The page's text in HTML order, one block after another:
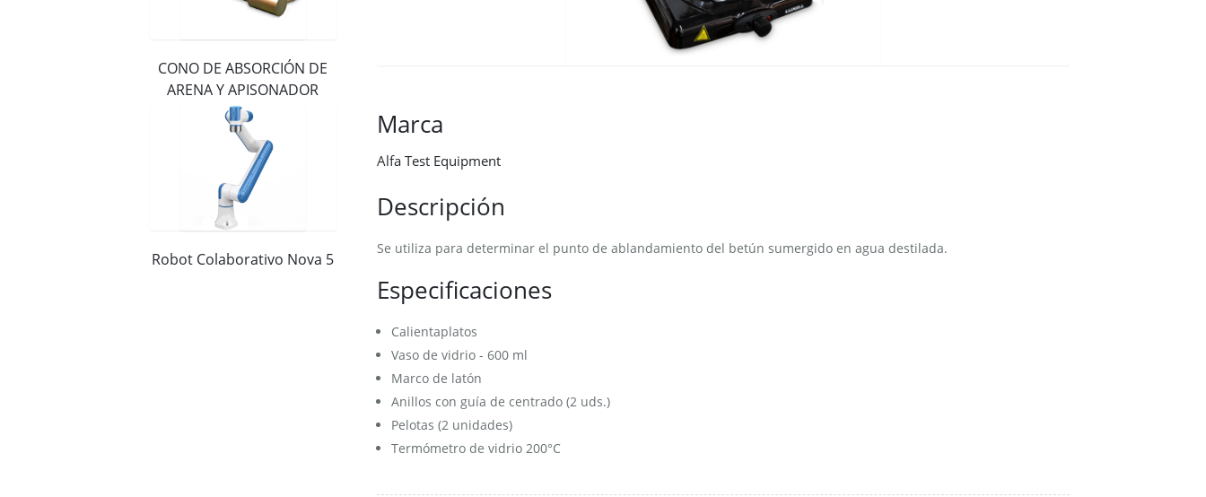
CONO DE ABSORCIÓN DE
ARENA Y APISONADOR
Robot Colaborativo Nova 5
Marca
Alfa Test Equipment
Descripción
Se utiliza para determinar el punto de ablandamiento del betún sumergido en agua destilada.
Especificaciones
Calientaplatos
Vaso de vidrio - 600 ml
Marco de latón
Anillos con guía de centrado (2 uds.)
Pelotas (2 unidades)
Termómetro de vidrio 200°C